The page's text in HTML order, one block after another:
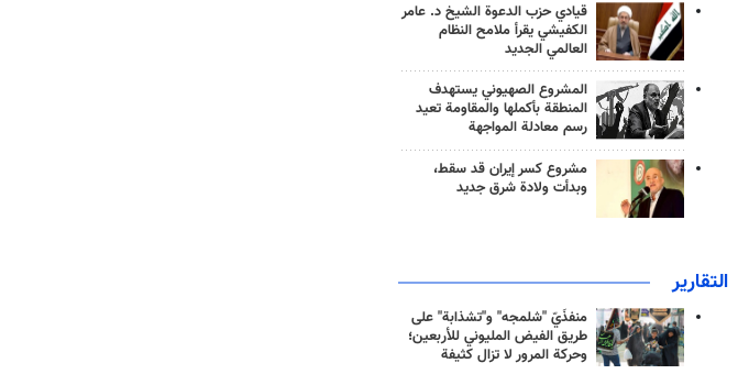
قيادي حزب الدعوة الشيخ د. عامر
الكفيشي يقرأ ملامح النظام
العالمي الجديد
المشروع الصهيوني يستهدف
المنطقة بأكملها والمقاومة تعيد
رسم معادلة المواجهة
مشروع كسر إيران قد سقط،
وبدأت ولادة شرق جديد
التقارير
منفذَيّ "شلمجه" و"تشذابة" على
طريق الفيض المليوني للأربعين؛
وحركة المرور لا تزال كثيفة